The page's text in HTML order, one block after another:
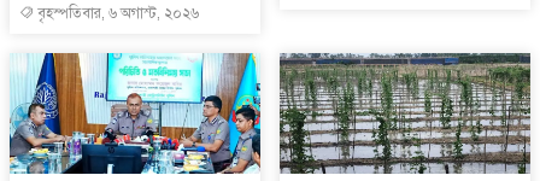
বৃহস্পতিবার, ৬ অগাস্ট, ২০২৬